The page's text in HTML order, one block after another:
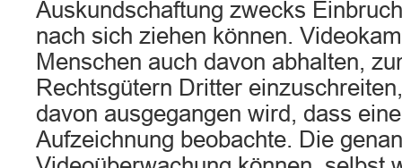
Auskundschaftung zwecks
nach sich ziehen können.
Menschen auch davon abhalten,
Rechtsgütern Dritter
davon ausgegangen wird, dass
Aufzeichnung beobachte. Die